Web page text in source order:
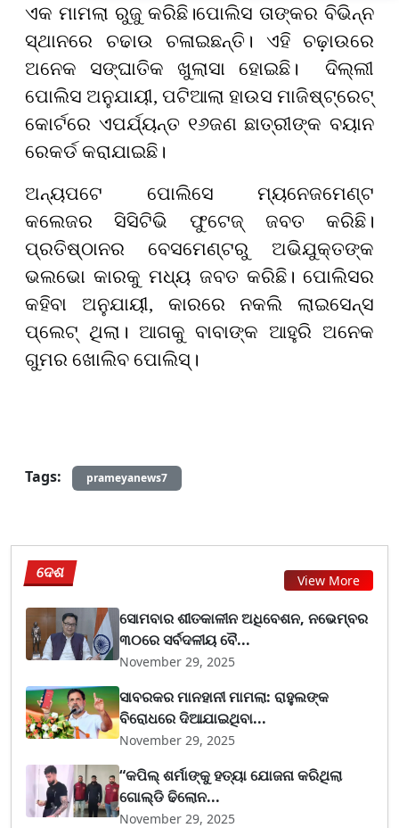
ଏକ ମାମଲା ରୁଜୁ କରିଛି।ପୋଲିସ ତାଙ୍କର ବିଭିନ୍ନ
ସ୍ଥାନରେ ଚଢାଉ ଚଳାଇଛନ୍ତି। ଏହି ଚଢ଼ାଉରେ
ଅନେକ ସଙ୍ଘାତିକ ଖୁଲାସା ହୋଇଛି। ଦିଲ୍ଲୀ
ପୋଲିସ ଅନୁଯାୟୀ, ପଟିଆଲା ହାଉସ ମାଜିଷ୍ଟ୍ରେଟ୍
କୋର୍ଟରେ ଏପର୍ଯ୍ୟନ୍ତ ୧୬ଜଣ ଛାତ୍ରୀଙ୍କ ବୟାନ
ରେକର୍ଡ କରାଯାଇଛି।
ଅନ୍ୟପଟେ ପୋଲିସେ ମ୍ୟନେଜମେଣ୍ଟ
କଲେଜର ସିସିଟିଭି ଫୁଟେଜ୍ ଜବତ କରିଛି।
ପ୍ରତିଷ୍ଠାନର ବେସମେଣ୍ଟରୁ ଅଭିଯୁକ୍ତଙ୍କ
ଭଲଭୋ କାରକୁ ମଧ୍ୟ ଜବତ କରିଛି। ପୋଲିସର
କହିବା ଅନୁଯାୟୀ, କାରରେ ନକଲି ଲାଇସେନ୍ସ
ପ୍ଲେଟ୍ ଥିଲା। ଆଗକୁ ବାବାଙ୍କ ଆହୁରି ଅନେକ
ଗୁମର ଖୋଲିବ ପୋଲିସ୍।
Tags: prameyanews7
ଦେଶ View More
ସୋମବାର ଶୀତକାଳୀନ ଅଧିବେଶନ, ନଭେମ୍ବର
୩୦ରେ ସର୍ବଦଳୀୟ ବୈ...
November 29, 2025
ସାବରକର ମାନହାନୀ ମାମଲା: ରାହୁଲଙ୍କ
ବିରୋଧରେ ଦିଆଯାଇଥିବା...
November 29, 2025
“କପିଲ୍ ଶର୍ମାଙ୍କୁ ହତ୍ୟା ଯୋଜନା କରିଥିଲା
ଗୋଲ୍ଡି ଢିଲୋନ...
November 29, 2025